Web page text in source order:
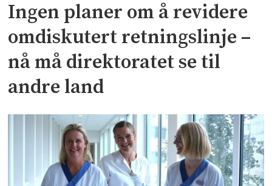
Ingen planer om å revidere
omdiskutert retningslinje –
nå må direktoratet se til
andre land